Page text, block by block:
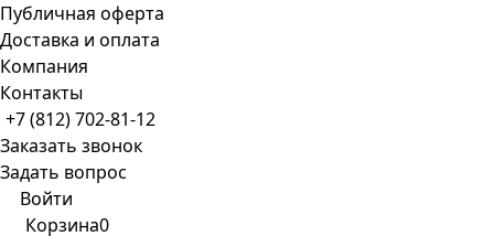
Публичная оферта
Доставка и оплата
Компания
Контакты
+7 (812) 702-81-12
Заказать звонок
Задать вопрос
Войти
Корзина0